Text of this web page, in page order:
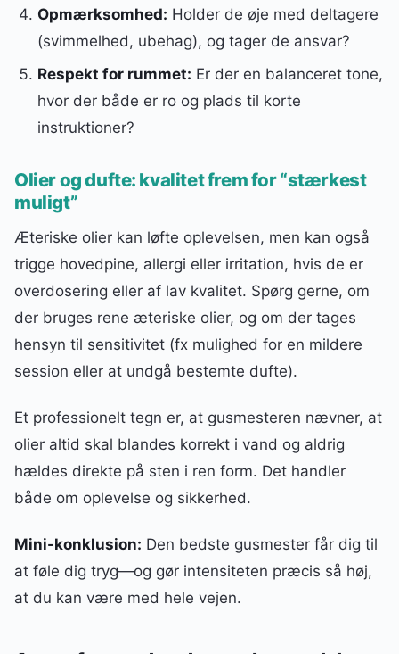
Opmærksomhed: Holder de øje med deltagere
(svimmelhed, ubehag), og tager de ansvar?
Respekt for rummet: Er der en balanceret tone,
hvor der både er ro og plads til korte
instruktioner?
Olier og dufte: kvalitet frem for “stærkest
muligt”
Æteriske olier kan løfte oplevelsen, men kan også
trigge hovedpine, allergi eller irritation, hvis de er
overdosering eller af lav kvalitet. Spørg gerne, om
der bruges rene æteriske olier, og om der tages
hensyn til sensitivitet (fx mulighed for en mildere
session eller at undgå bestemte dufte).
Et professionelt tegn er, at gusmesteren nævner, at
olier altid skal blandes korrekt i vand og aldrig
hældes direkte på sten i ren form. Det handler
både om oplevelse og sikkerhed.
Mini-konklusion: Den bedste gusmester får dig til
at føle dig tryg—og gør intensiteten præcis så høj,
at du kan være med hele vejen.